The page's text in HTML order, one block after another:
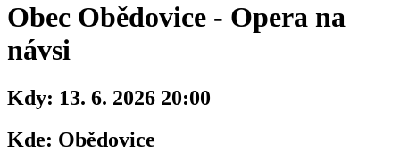
Obec Obědovice - Opera na
návsi
Kdy: 13. 6. 2026 20:00
Kde: Obědovice